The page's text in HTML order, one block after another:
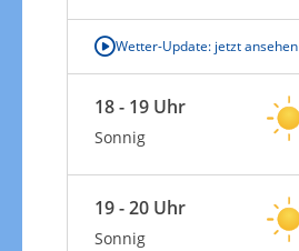
Wetter-Update: jetzt ansehen
18 - 19 Uhr
Sonnig
19 - 20 Uhr
Sonnig